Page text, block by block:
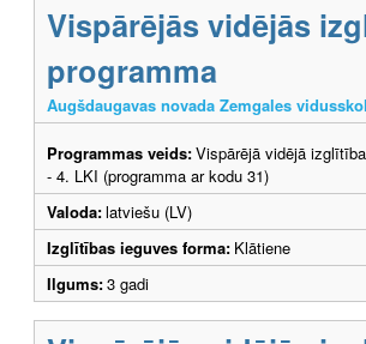
Vispārējās vidējās
programma
Augšdaugavas novada Zemgales
Programmas veids:Vispārējā vidējā
- 4. LKI (programma ar kodu 31)
Valoda:latviešu (LV)
Izglītības ieguves forma: Klātiene
Ilgums:3 gadi